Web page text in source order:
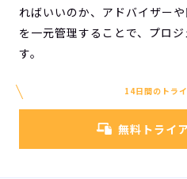
ればいいのか、アドバイザー
を一元管理することで、プロ
す。
14日間のトラ
無料トライ